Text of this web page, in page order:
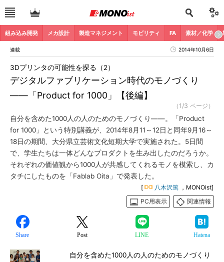
組み込み開発 メカ設計 製造マネジメント モビリティ FA 素材／化学
連載 2014年10月6日
デジタルファブリケーション時代のモノづくり
――「Product for 1000」【後編】
3Dプリンタの可能性を探る（2）
（1/3 ページ）
自分を含めた1000人の人のためのモノづくり――。「Product
for 1000」という特別講義が、2014年8月11～12日と同年9月16～
18日の期間、大分県立芸術文化短期大学で実施された。5日間
で、学生たちは一体どんなプロダクトを生み出したのだろうか。
それぞれの価値観から1000人が共感してくれるモノを模索し、カ
タチにしたものを「Fablab Oita」で発表した。
[ 八木沢篤 ，MONOist]
PC用表示
関連情報
Share Post LINE Hatena
自分を含めた1000人の人のためのモノづくり